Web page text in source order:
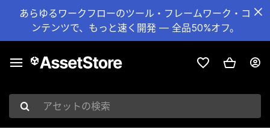
あらゆるワークフローのツール・フレームワーク・コ
ンテンツで、もっと速く開発 — 全品50%オフ。
アセットの検索